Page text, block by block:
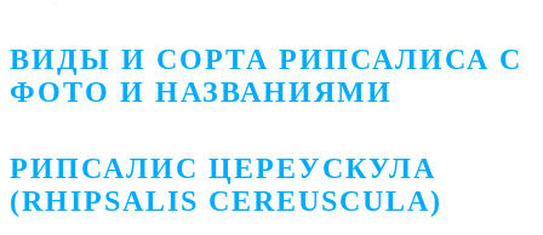
ВИДЫ И СОРТА РИПСАЛИСА С
ФОТО И НАЗВАНИЯМИ
РИПСАЛИС ЦЕРЕУСКУЛА
(RHIPSALIS CEREUSCULA)